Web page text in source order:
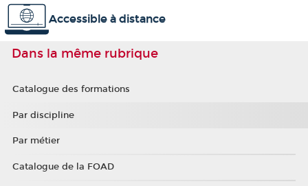
Accessible à distance
Dans la même rubrique
Catalogue des formations
Par discipline
Par métier
Catalogue de la FOAD